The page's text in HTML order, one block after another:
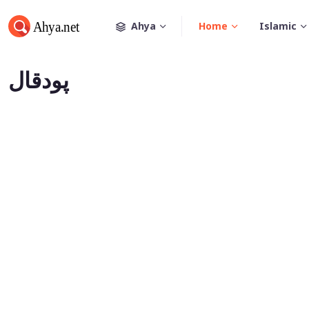
Ahya Home Islamic
پودقال